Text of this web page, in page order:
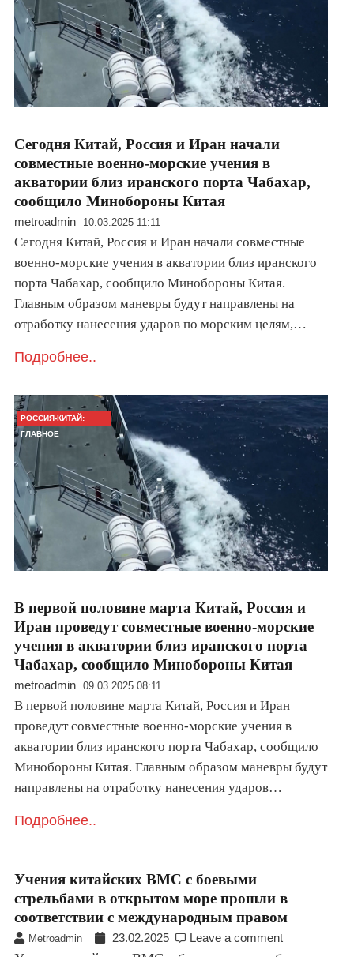
Сегодня Китай, Россия и Иран начали
совместные военно-морские учения в
акватории близ иранского порта Чабахар,
сообщило Минобороны Китая
metroadmin 10.03.2025 11:11
Сегодня Китай, Россия и Иран начали совместные
военно-морские учения в акватории близ иранского
порта Чабахар, сообщило Минобороны Китая.
Главным образом маневры будут направлены на
отработку нанесения ударов по морским целям,…
Подробнее..
РОССИЯ-КИТАЙ:
ГЛАВНОЕ
В первой половине марта Китай, Россия и
Иран проведут совместные военно-морские
учения в акватории близ иранского порта
Чабахар, сообщило Минобороны Китая
metroadmin 09.03.2025 08:11
В первой половине марта Китай, Россия и Иран
проведут совместные военно-морские учения в
акватории близ иранского порта Чабахар, сообщило
Минобороны Китая. Главным образом маневры будут
направлены на отработку нанесения ударов…
Подробнее..
Учения китайских ВМС с боевыми
стрельбами в открытом море прошли в
соответствии с международным правом
Metroadmin 23.02.2025 Leave a comment